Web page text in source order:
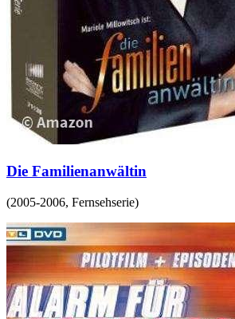
Die Familienanwältin
(2005-2006, Fernsehserie)